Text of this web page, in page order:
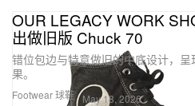
Footwear 球鞋
OUR LEGACY WORK
出做旧版 Chuck 70
错位包边与特意做旧的中底设计，
果。
May 18, 2026